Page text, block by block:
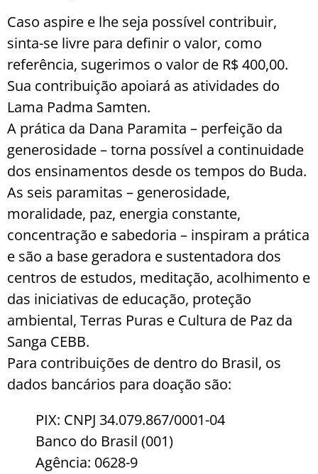
Caso aspire e lhe seja possível contribuir,
sinta-se livre para definir o valor, como
referência, sugerimos o valor de R$ 400,00.
Sua contribuição apoiará as atividades do
Lama Padma Samten.
A prática da Dana Paramita – perfeição da
generosidade – torna possível a continuidade
dos ensinamentos desde os tempos do Buda.
As seis paramitas – generosidade,
moralidade, paz, energia constante,
concentração e sabedoria – inspiram a prática
e são a base geradora e sustentadora dos
centros de estudos, meditação, acolhimento e
das iniciativas de educação, proteção
ambiental, Terras Puras e Cultura de Paz da
Sanga CEBB.
Para contribuições de dentro do Brasil, os
dados bancários para doação são:
PIX: CNPJ 34.079.867/0001-04
Banco do Brasil (001)
Agência: 0628-9